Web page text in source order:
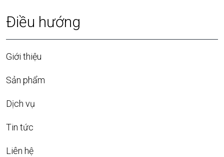
Điều hướng
Giới thiệu
Sản phẩm
Dịch vụ
Tin tức
Liên hệ